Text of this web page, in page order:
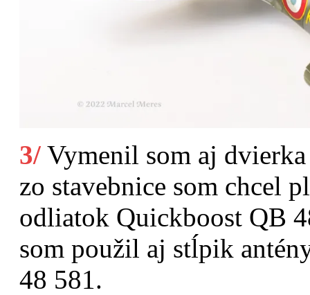
3/ Vymenil som aj
zo stavebnice som chcel
odliatok Quickboost QB
som použil aj stĺpik
48 581.